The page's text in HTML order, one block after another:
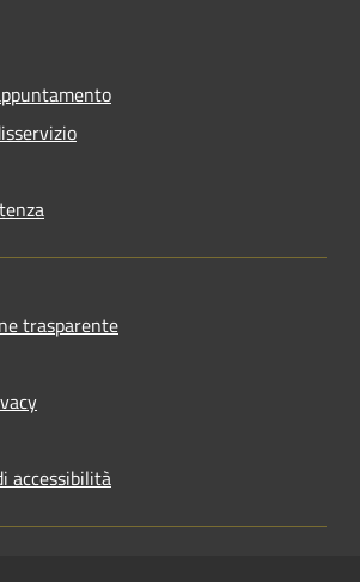
trasparente
accessibilità